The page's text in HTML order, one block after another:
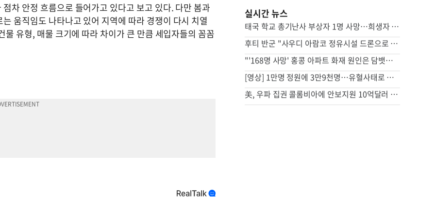
차 안정 흐름으로 들어가고 있다고 보고 있다. 다만 봄과
움직임도 나타나고 있어 지역에 따라 경쟁이 다시 치열
유형, 매물 크기에 따라 차이가 큰 만큼 세입자들의 꼼꼼
실시간 뉴스
태국 학교 총기난사 부상자 1명 사망…희생자 8명으로 늘어
후티 반군 "사우디 아람코 정유시설 드론으로 타격"(종합)
"'168명 사망' 홍콩 아파트 화재 원인은 담뱃불"…조사결과 발표
[영상] 1만명 정원에 3만9천명…유혈사태로 번진 스리랑카 교도소 폭동
美, 우파 집권 콜롬비아에 안보지원 10억달러 제공키로